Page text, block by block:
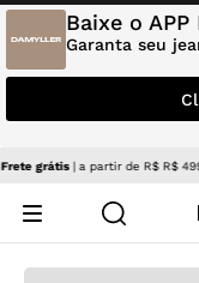
Baixe o
Garanta seu